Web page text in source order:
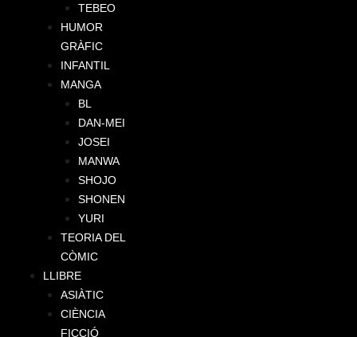
TEBEO
HUMOR
GRÀFIC
INFANTIL
MANGA
BL
DAN-MEI
JOSEI
MANWA
SHOJO
SHONEN
YURI
TEORIA DEL
CÒMIC
LLIBRE
ASIÀTIC
CIÈNCIA
FICCIÓ